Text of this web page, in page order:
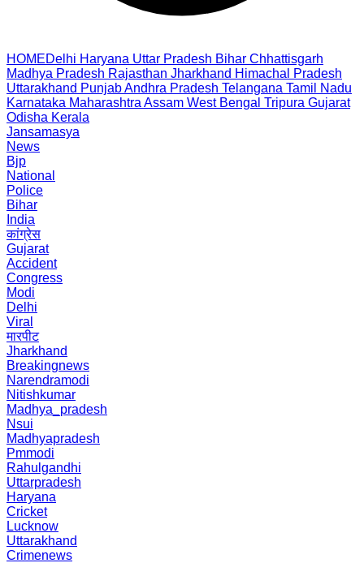
HOMEDelhi Haryana Uttar Pradesh Bihar Chhattisgarh
Madhya Pradesh Rajasthan Jharkhand Himachal Pradesh
Uttarakhand PunjabAndhra Pradesh Telangana Tamil Nadu
Karnataka Maharashtra Assam West Bengal Tripura Gujarat
Odisha Kerala
Jansamasya
News
Bjp
National
Police
Bihar
India
कांग्रेस
Gujarat
Accident
Congress
Modi
Delhi
Viral
मारपीट
Jharkhand
Breakingnews
Narendramodi
Nitishkumar
Madhya_pradesh
Nsui
Madhyapradesh
Pmmodi
Rahulgandhi
Uttarpradesh
Haryana
Cricket
Lucknow
Uttarakhand
Crimenews